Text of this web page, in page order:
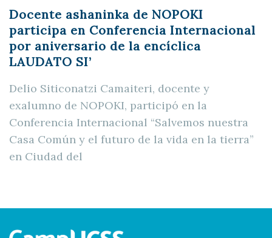
Docente ashaninka de NOPOKI
participa en Conferencia Internacional
por aniversario de la encíclica
LAUDATO SI’
Delio Siticonatzi Camaiteri, docente y
exalumno de NOPOKI, participó en la
Conferencia Internacional “Salvemos nuestra
Casa Común y el futuro de la vida en la tierra”
en Ciudad del